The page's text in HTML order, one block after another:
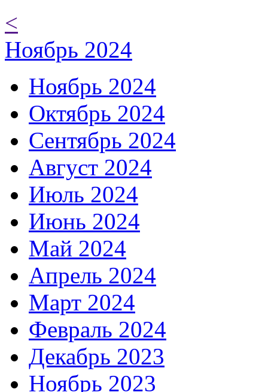
<
Ноябрь 2024
Ноябрь 2024
Октябрь 2024
Сентябрь 2024
Август 2024
Июль 2024
Июнь 2024
Май 2024
Апрель 2024
Март 2024
Февраль 2024
Декабрь 2023
Ноябрь 2023